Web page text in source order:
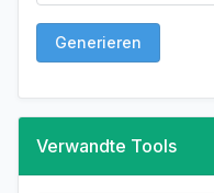
Generieren
Verwandte Tools